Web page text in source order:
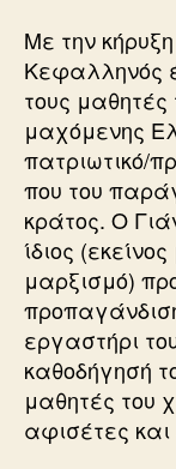
Με την
Κεφαλληνός
τους μαθητές
μαχόμενης
πατριωτικό/
που του
κράτος. Ο
ίδιος
μαρξισμό)
εργαστήρι
καθοδήγησή
μαθητές του
αφισέτες